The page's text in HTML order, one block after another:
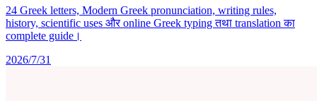
24 Greek letters, Modern Greek pronunciation, writing rules,
history, scientific uses और online Greek typing तथा translation का
complete guide।
2026/7/31